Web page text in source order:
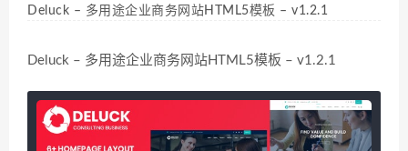
Deluck – 多用途企业商务网站HTML5模板 – v1.2.1
Deluck – 多用途企业商务网站HTML5模板 – v1.2.1